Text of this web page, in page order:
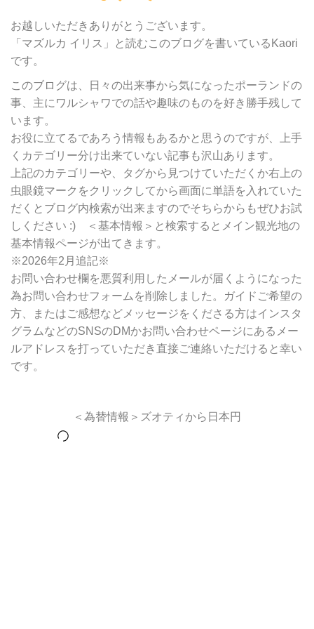
テ
ゴ
ー
別
検
索
お越しいただきありがとうございます。
「マズルカ イリス」と読むこのブログを書いているKaori
です。
このブログは、日々の出来事から気になったポーランドの
事、主にワルシャワでの話や趣味のものを好き勝手残して
います。
お役に立てるであろう情報もあるかと思うのですが、上手
くカテゴリー分け出来ていない記事も沢山あります。
上記のカテゴリーや、タグから見つけていただくか右上の
虫眼鏡マークをクリックしてから画面に単語を入れていた
だくとブログ内検索が出来ますのでそちらからもぜひお試
しください :) ＜基本情報＞と検索するとメイン観光地の
基本情報ページが出てきます。
※2026年2月追記※
お問い合わせ欄を悪質利用したメールが届くようになった
為お問い合わせフォームを削除しました。ガイドご希望の
方、またはご感想などメッセージをくださる方はインスタ
グラムなどのSNSのDMかお問い合わせページにあるメー
ルアドレスを打っていただき直接ご連絡いただけると幸い
です。
＜為替情報＞ズオティから日本円